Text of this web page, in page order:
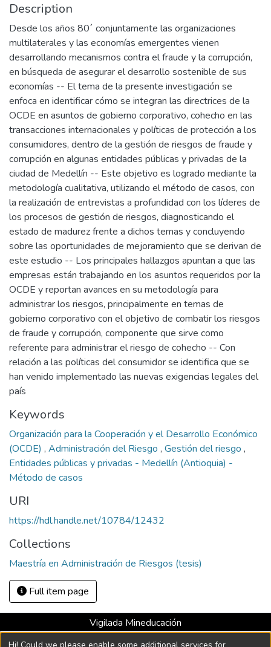
Description
Desde los años 80´ conjuntamente las organizaciones
multilaterales y las economías emergentes vienen
desarrollando mecanismos contra el fraude y la corrupción,
en búsqueda de asegurar el desarrollo sostenible de sus
economías -- El tema de la presente investigación se
enfoca en identificar cómo se integran las directrices de la
OCDE en asuntos de gobierno corporativo, cohecho en las
transacciones internacionales y políticas de protección a los
consumidores, dentro de la gestión de riesgos de fraude y
corrupción en algunas entidades públicas y privadas de la
ciudad de Medellín -- Este objetivo es logrado mediante la
metodología cualitativa, utilizando el método de casos, con
la realización de entrevistas a profundidad con los líderes de
los procesos de gestión de riesgos, diagnosticando el
estado de madurez frente a dichos temas y concluyendo
sobre las oportunidades de mejoramiento que se derivan de
este estudio -- Los principales hallazgos apuntan a que las
empresas están trabajando en los asuntos requeridos por la
OCDE y reportan avances en su metodología para
administrar los riesgos, principalmente en temas de
gobierno corporativo con el objetivo de combatir los riesgos
de fraude y corrupción, componente que sirve como
referente para administrar el riesgo de cohecho -- Con
relación a las políticas del consumidor se identifica que se
han venido implementado las nuevas exigencias legales del
país
Keywords
Organización para la Cooperación y el Desarrollo Económico
(OCDE) , Administración del Riesgo , Gestión del riesgo ,
Entidades públicas y privadas - Medellín (Antioquia) -
Método de casos
URI
https://hdl.handle.net/10784/12432
Collections
Maestría en Administración de Riesgos (tesis)
Full item page
Vigilada Mineducación
Universidad con Acreditación Institucional hasta 2026 -